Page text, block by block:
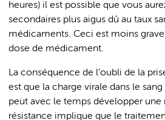
heures) il est possible que vous
secondaires plus aigus dû au taux
médicaments. Ceci est moins grave
dose de médicament.
La conséquence de l’oubli de la
est que la charge virale dans le
peut avec le temps développer une
résistance implique que le